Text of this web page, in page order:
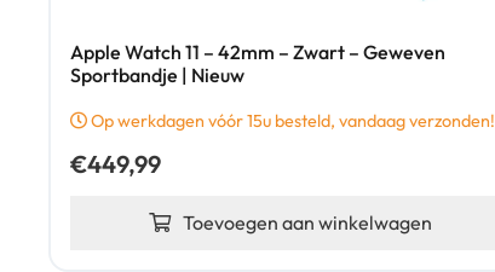
Apple Watch 11 – 42mm – Zwart – Geweven
Sportbandje | Nieuw
Op werkdagen vóór 15u besteld, vandaag verzonden!
€449,99
Toevoegen aan winkelwagen